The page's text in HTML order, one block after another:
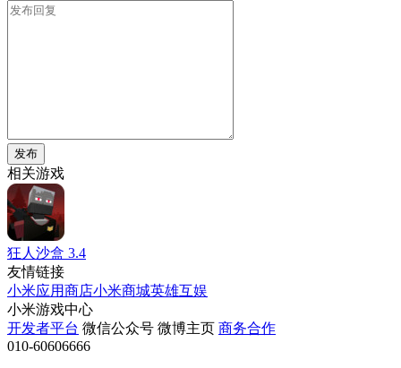
发布
相关游戏
狂人沙盒 3.4
友情链接
小米应用商店小米商城英雄互娱
小米游戏中心
开发者平台 微信公众号 微博主页 商务合作
010-60606666